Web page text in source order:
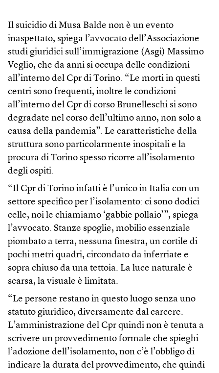
Il suicidio di Musa Balde non è un evento
inaspettato, spiega l’avvocato dell’Associazione
studi giuridici sull’immigrazione (Asgi) Massimo
Veglio, che da anni si occupa delle condizioni
all’interno del Cpr di Torino. “Le morti in questi
centri sono frequenti, inoltre le condizioni
all’interno del Cpr di corso Brunelleschi si sono
degradate nel corso dell’ultimo anno, non solo a
causa della pandemia”. Le caratteristiche della
struttura sono particolarmente inospitali e la
procura di Torino spesso ricorre all’isolamento
degli ospiti.
“Il Cpr di Torino infatti è l’unico in Italia con un
settore specifico per l’isolamento: ci sono dodici
celle, noi le chiamiamo ‘gabbie pollaio’”, spiega
l’avvocato. Stanze spoglie, mobilio essenziale
piombato a terra, nessuna finestra, un cortile di
pochi metri quadri, circondato da inferriate e
sopra chiuso da una tettoia. La luce naturale è
scarsa, la visuale è limitata.
“Le persone restano in questo luogo senza uno
statuto giuridico, diversamente dal carcere.
L’amministrazione del Cpr quindi non è tenuta a
scrivere un provvedimento formale che spieghi
l’adozione dell’isolamento, non c’è l’obbligo di
indicare la durata del provvedimento, che quindi